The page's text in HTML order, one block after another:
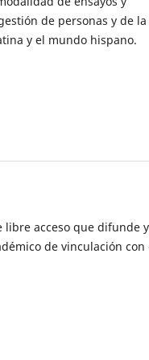
de personas y de la
y el mundo hispano.
libre acceso que difunde y
de vinculación con